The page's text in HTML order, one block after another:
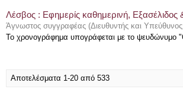
Λέσβος : Eφημερίς καθημερινή,
Άγνωστος συγγραφέας (Διευθυντής και
Το χρονογράφημα υπογράφεται με το ψευδώνυμο
Αποτελέσματα 1-20 από 533